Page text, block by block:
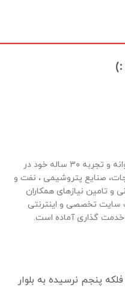
:)
” با توجه به پشتوانه و تجربه ۳۰ ساله خود در
صنایع پتروشیمی ، نفت و
و تامین نیازهای همکاران
سایت تخصصی و اینترنتی
پنجم نرسیده به بلوار